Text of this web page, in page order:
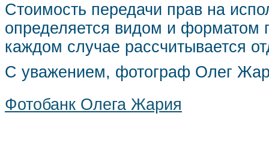
Стоимость передачи прав на
определяется видом и форматом
каждом случае рассчитывается
С уважением, фотограф Олег
Фотобанк Олега Жария